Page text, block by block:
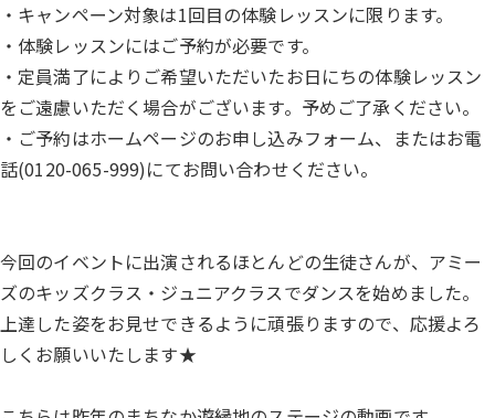
・キャンペーン対象は1回目の体験レッスンに限ります。
・体験レッスンにはご予約が必要です。
・ 定員満了によりご希望いただいたお日にちの体験レッスン
をご遠慮いただく場合がございます。予めご了承ください。
・ご予約はホームページのお申し込みフォーム、またはお電
話(0120-065-999)にてお問い合わせください。
今回のイベントに出演されるほとんどの生徒さんが、アミー
ズのキッズクラス・ジュニアクラスでダンスを始めました。
上達した姿をお見せできるように頑張りますので、応援よろ
しくお願いいたします★